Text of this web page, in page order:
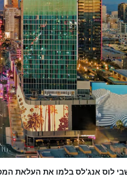
לוס אנג'לס בלמו את העלאת